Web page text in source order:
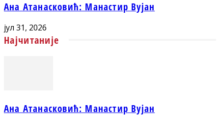
Ана Атанасковић: Манастир Вујан
јул 31, 2026
Најчитаније
Ана Атанасковић: Манастир Вујан